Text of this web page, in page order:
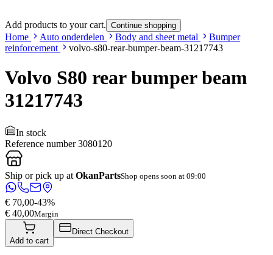
Add products to your cart. Continue shopping
Home Auto onderdelen Body and sheet metal
Bumper
reinforcement
volvo-s80-rear-bumper-beam-31217743
Volvo S80 rear bumper beam
31217743
In stock
Reference number 3080120
Ship or pick up at OkanPartsShop opens soon at 09:00
€ 70,00-43%
€ 40,00Margin
Add to cart
Direct Checkout